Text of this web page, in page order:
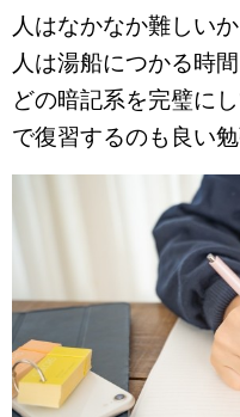
人はなかなか難しい
人は湯船につかる時
どの暗記系を完璧に
で復習するのも良い勉